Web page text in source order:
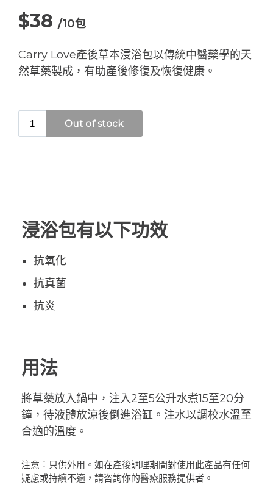
$38 /10包
Carry Love產後草本浸浴包以傳統中醫藥學的天
然草藥製成，有助產後修復及恢復健康。
浸浴包有以下功效
抗氧化
抗真菌
抗炎
用法
將草藥放入鍋中，注入2至5公升水煮15至20分
鐘，待液體放涼後倒進浴缸。注水以調校水溫至
合適的溫度。
注意︰只供外用。如在產後調理期間對使用此產品有任何
疑慮或持續不適，請咨詢你的醫療服務提供者。